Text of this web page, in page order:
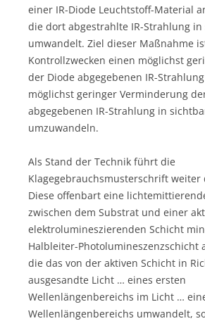
einer IR-Diode Leuchtstoff-Material
die dort abgestrahlte IR-Strahlung
umwandelt. Ziel dieser Maßnahme
Kontrollzwecken einen möglichst
der Diode abgegebenen IR-
möglichst geringer Verminderung
abgegebenen IR-Strahlung in
umzuwandeln.
Als Stand der Technik führt die
Klagegebrauchsmusterschrift weiter
Diese offenbart eine
zwischen dem Substrat und einer
elektrolumineszierenden Schicht
Halbleiter-Photolumineszenzschicht
die das von der aktiven Schicht in
ausgesandte Licht … eines ersten
Wellenlängenbereichs im Licht …
Wellenlängenbereichs umwandelt,